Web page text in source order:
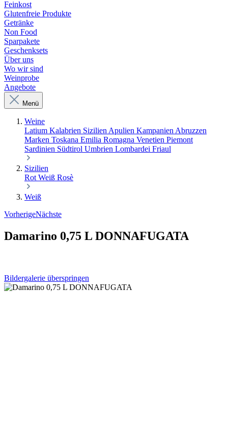
Feinkost
Glutenfreie Produkte
Getränke
Non Food
Sparpakete
Geschenksets
Über uns
Wo wir sind
Weinprobe
Angebote
Menü
Weine
Latium Kalabrien Sizilien Apulien Kampanien Abruzzen
Marken Toskana Emilia Romagna Venetien Piemont
Sardinien Südtirol Umbrien Lombardei Friaul
Sizilien
Rot Weiß Rosè
Weiß
VorherigeNächste
Damarino 0,75 L DONNAFUGATA
Bildergalerie überspringen